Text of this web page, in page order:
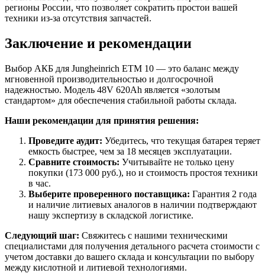
регионы России, что позволяет сократить простои вашей
техники из-за отсутствия запчастей.
Заключение и рекомендации
Выбор АКБ для Jungheinrich ETM 10 — это баланс между
мгновенной производительностью и долгосрочной
надежностью. Модель 48V 620Ah является «золотым
стандартом» для обеспечения стабильной работы склада.
Наши рекомендации для принятия решения:
Проведите аудит: Убедитесь, что текущая батарея теряет
емкость быстрее, чем за 18 месяцев эксплуатации.
Сравните стоимость: Учитывайте не только цену
покупки (173 000 руб.), но и стоимость простоя техники
в час.
Выберите проверенного поставщика: Гарантия 2 года
и наличие литиевых аналогов в наличии подтверждают
нашу экспертизу в складской логистике.
Следующий шаг: Свяжитесь с нашими техническими
специалистами для получения детального расчета стоимости с
учетом доставки до вашего склада и консультации по выбору
между кислотной и литиевой технологиями.